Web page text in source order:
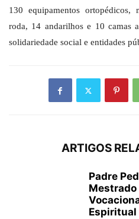
130 equipamentos ortopédicos,
roda, 14 andarilhos e 10 camas
solidariedade social e entidades
ARTIGOS
Padre
Espiritual